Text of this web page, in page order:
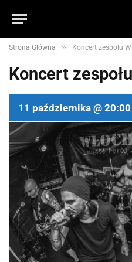
Strona Główna » Koncert zespołu
Koncert
11 października @